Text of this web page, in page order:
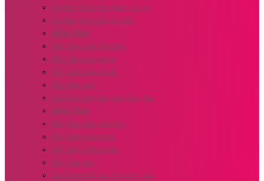
Combo bồn rửa chén có vòi
Combo phụ kiện tủ bếp
BỒN TẮM
Bồn tắm nằm thường
Bồn tắm massage
Bồn tắm nhập khẩu
Bồn tắm xây
Sen tắm đặt sàn cho bồn tắm
BỒN TẮM
Bồn tắm nằm thường
Bồn tắm massage
Bồn tắm nhập khẩu
Bồn tắm xây
Sen tắm đặt sàn cho bồn tắm